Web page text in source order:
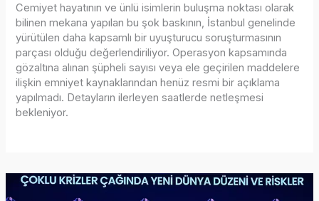
Cemiyet hayatının ve ünlü isimlerin buluşma noktası olarak
bilinen mekana yapılan bu şok baskının, İstanbul genelinde
yürütülen daha kapsamlı bir uyuşturucu soruşturmasının
parçası olduğu değerlendiriliyor. Operasyon kapsamında
gözaltına alınan şüpheli sayısı veya ele geçirilen maddelere
ilişkin emniyet kaynaklarından henüz resmi bir açıklama
yapılmadı. Detayların ilerleyen saatlerde netleşmesi
bekleniyor.